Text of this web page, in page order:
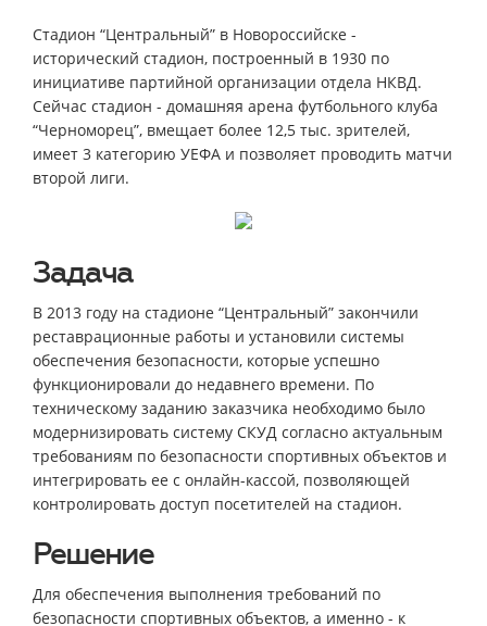
Стадион “Центральный” в Новороссийске -
исторический стадион, построенный в 1930 по
инициативе партийной организации отдела НКВД.
Сейчас стадион - домашняя арена футбольного клуба
“Черноморец”, вмещает более 12,5 тыс. зрителей,
имеет 3 категорию УЕФА и позволяет проводить матчи
второй лиги.
Задача
В 2013 году на стадионе “Центральный” закончили
реставрационные работы и установили системы
обеспечения безопасности, которые успешно
функционировали до недавнего времени. По
техническому заданию заказчика необходимо было
модернизировать систему СКУД согласно актуальным
требованиям по безопасности спортивных объектов и
интегрировать ее с онлайн-кассой, позволяющей
контролировать доступ посетителей на стадион.
Решение
Для обеспечения выполнения требований по
безопасности спортивных объектов, а именно - к